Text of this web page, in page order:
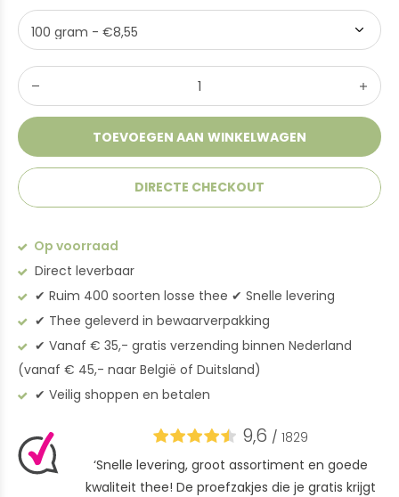
TOEVOEGEN AAN WINKELWAGEN
DIRECTE CHECKOUT
Op voorraad
Direct leverbaar
✔︎ Ruim 400 soorten losse thee ✔︎ Snelle levering
✔︎ Thee geleverd in bewaarverpakking
✔︎ Vanaf € 35,- gratis verzending binnen Nederland
(vanaf € 45,- naar België of Duitsland)
✔︎ Veilig shoppen en betalen
9,6 / 1829
‘Snelle levering, groot assortiment en goede
kwaliteit thee! De proefzakjes die je gratis krijgt